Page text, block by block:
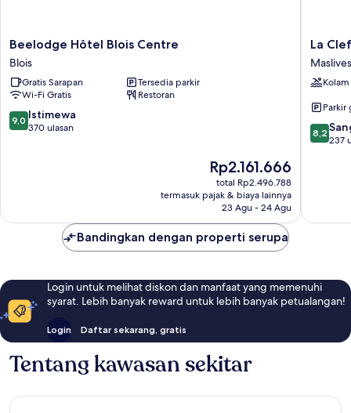
Beelodge
Hôtel
Blois
Centre
Blois
Beelodge Hôtel Blois Centre
Blois
Gratis Sarapan
Tersedia parkir
Wi-Fi Gratis
Restoran
9.0
dari
9,0 Istimewa
370 ulasan
Harga
sekarang
Rp2.161.666
Rp2.161.666
total Rp2.496.788
termasuk pajak & biaya lainnya
23 Agu - 24 Agu
La
Clef
des
La
Maslives
Parkir
8.2
dari
8,2
237
Bandingkan dengan properti serupa
Login untuk melihat diskon dan manfaat yang memenuhi
syarat. Lebih banyak reward untuk lebih banyak petualangan!
Login Daftar sekarang, gratis
Tentang kawasan sekitar